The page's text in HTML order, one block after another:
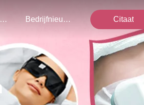
Neem Contact Met Ons Op Bedrijfnieuws Citaat